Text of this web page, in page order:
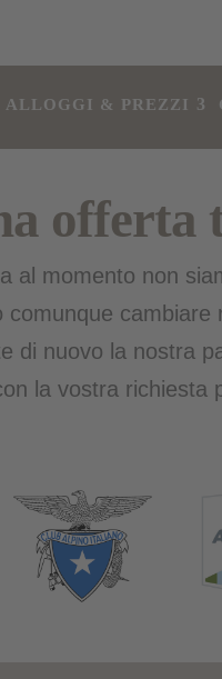
ALLOGGI & PREZZI
offerta
al momento non
comunque
di nuovo la nostra
la vostra richiesta